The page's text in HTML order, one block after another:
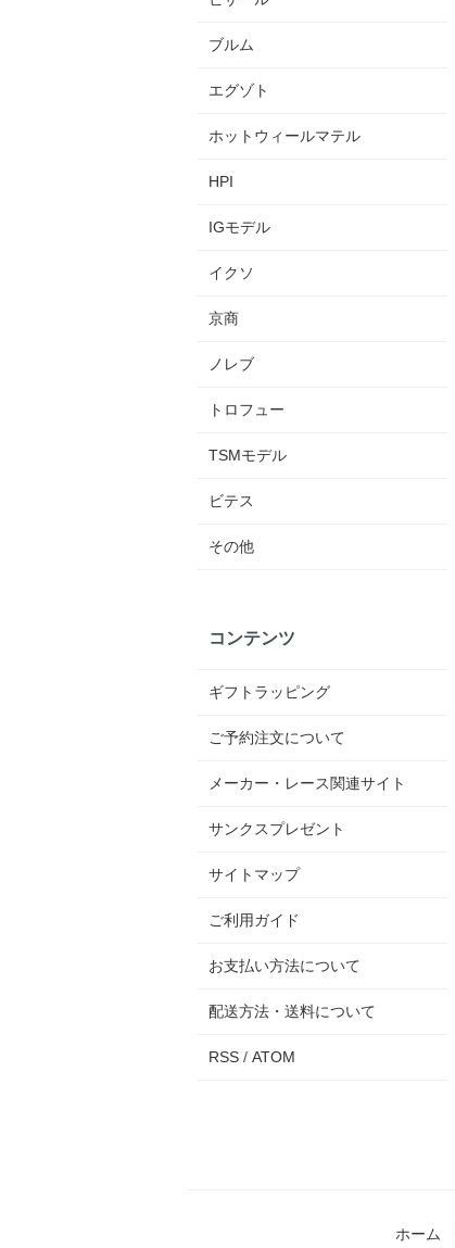
ブルム
エグゾト
ホットウィールマテル
HPI
IGモデル
イクソ
京商
ノレブ
トロフュー
TSMモデル
ビテス
その他
コンテンツ
ギフトラッピング
ご予約注文について
メーカー・レース関連サイト
サンクスプレゼント
サイトマップ
ご利用ガイド
お支払い方法について
配送方法・送料について
RSS / ATOM
ホーム